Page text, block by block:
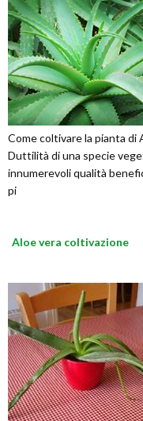
Come coltivare la pianta
Duttilità di una specie
innumerevoli qualità
pi
Aloe vera coltivazione